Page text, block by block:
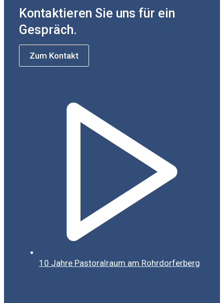
Kontaktieren Sie uns für ein
Gespräch.
Zum Kontakt
10 Jahre Pastoralraum am Rohrdorferberg